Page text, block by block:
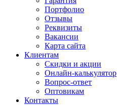
Портфолио
Отзывы
Реквизиты
Вакансии
Карта сайта
Клиентам
Скидки и акции
Онлайн-калькулятор
Вопрос-ответ
Оптовикам
Контакты